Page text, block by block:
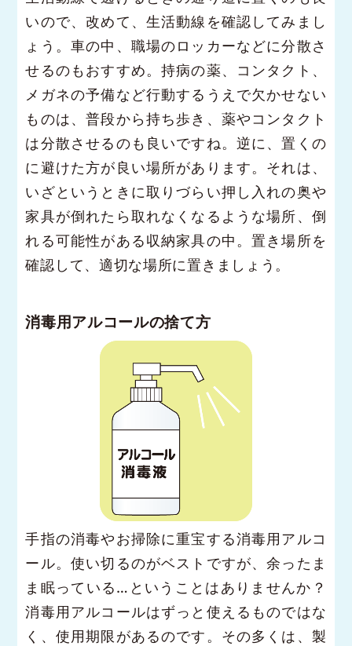
いので、改めて、生活動線を確認してみまし
ょう。車の中、職場のロッカーなどに分散さ
せるのもおすすめ。持病の薬、コンタクト、
メガネの予備など行動するうえで欠かせない
ものは、普段から持ち歩き、薬やコンタクト
は分散させるのも良いですね。逆に、置くの
に避けた方が良い場所があります。それは、
いざというときに取りづらい押し入れの奥や
家具が倒れたら取れなくなるような場所、倒
れる可能性がある収納家具の中。置き場所を
確認して、適切な場所に置きましょう。
消毒用アルコールの捨て方
手指の消毒やお掃除に重宝する消毒用アルコ
ール。使い切るのがベストですが、余ったま
ま眠っている…ということはありませんか？
消毒用アルコールはずっと使えるものではな
く、使用期限があるのです。その多くは、製